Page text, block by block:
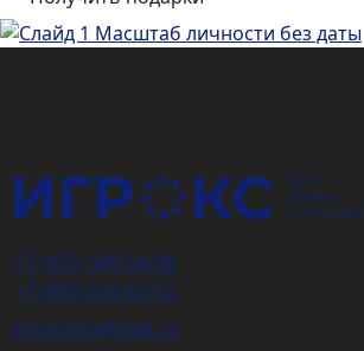
+7 (925) 589-54-08
+7 (903) 516-67-12
igrox-pro@mail.ru